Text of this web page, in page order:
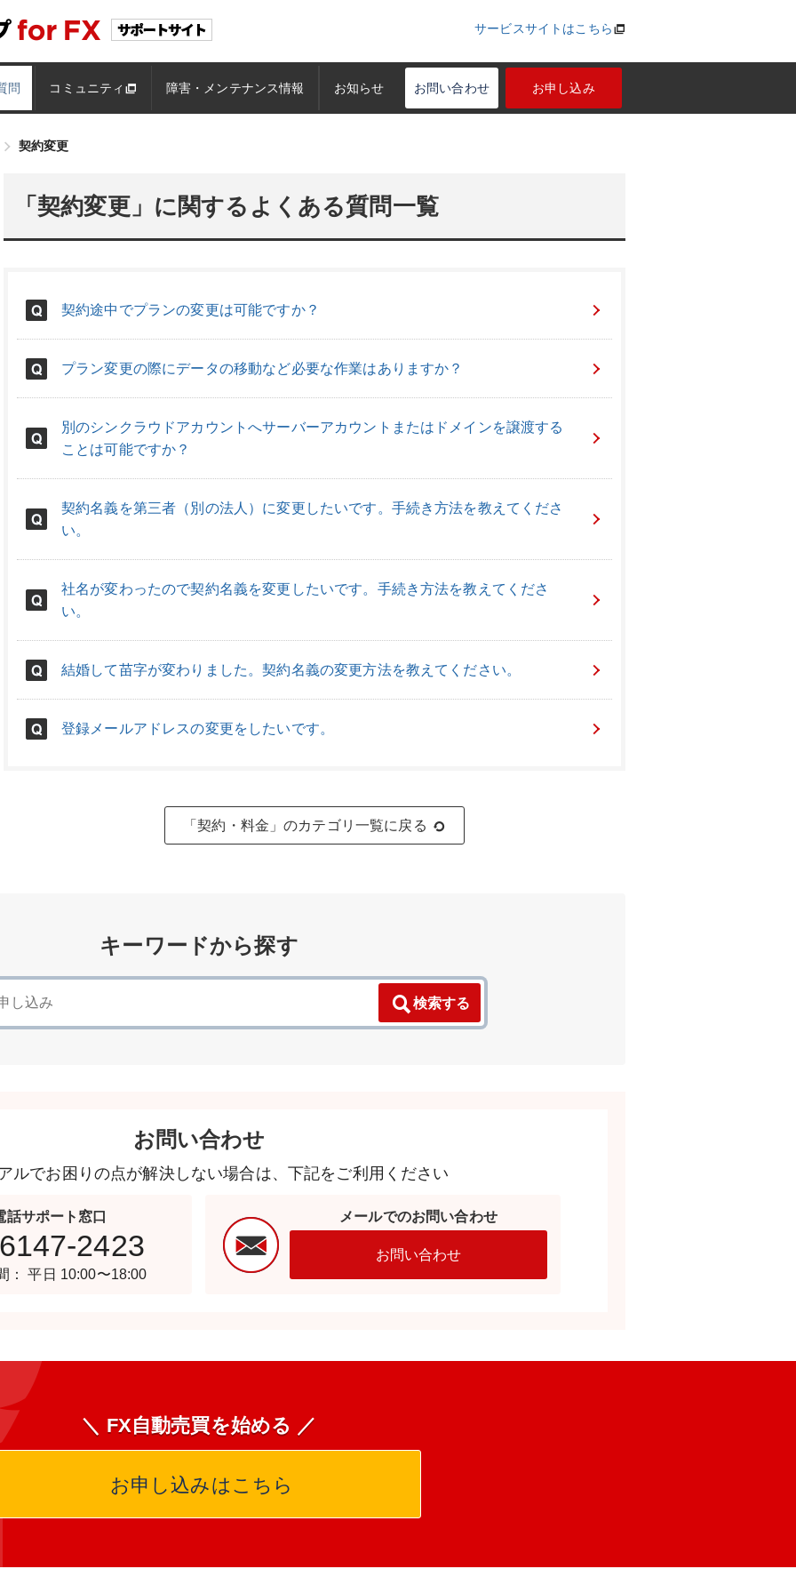
サービスサイトはこちら
問 コミュニティ 障害・メンテナンス情報 お知らせ お問い合わせ お申し込み
契約変更
「契約変更」に関するよくある質問一覧
契約途中でプランの変更は可能ですか？
プラン変更の際にデータの移動など必要な作業はありますか？
別のシンクラウドアカウントへサーバーアカウントまたはドメインを譲渡する
ことは可能ですか？
契約名義を第三者（別の法人）に変更したいです。手続き方法を教えてくださ
い。
社名が変わったので契約名義を変更したいです。手続き方法を教えてくださ
い。
結婚して苗字が変わりました。契約名義の変更方法を教えてください。
登録メールアドレスの変更をしたいです。
「契約・料金」のカテゴリ一覧に戻る
キーワードから探す
検索する
お問い合わせ
ルでお困りの点が解決しない場合は、下記をご利用ください
話サポート窓口
2423
： 平日 10:00〜18:00
メールでのお問い合わせ
お問い合わせ
＼ FX自動売買を始める ／
お申し込みはこちら